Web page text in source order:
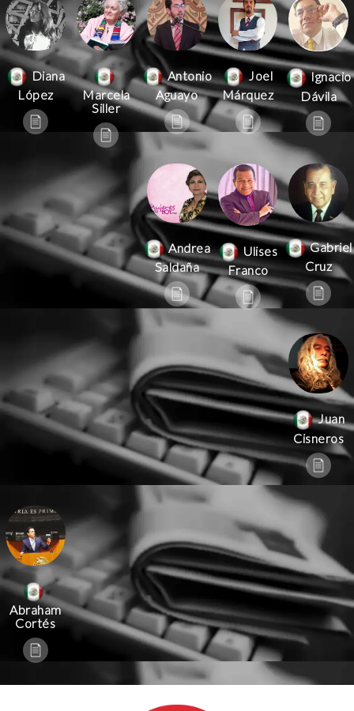
Diana
López
Marcela
Siller
Antonio
Aguayo
Joel
Márquez
Ignacio
Dávila
Andrea
Saldaña
Ulises
Franco
Gabriel
Cruz
Juan
Cisneros
Abraham
Cortés